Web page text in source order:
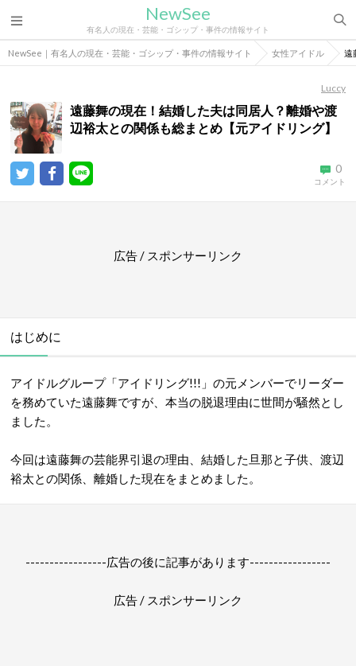
NewSee
有名人の現在・芸能・ゴシップ・事件の情報サイト
NewSee｜有名人の現在・芸能・ゴシップ・事件の情報サイト 女性アイドル 遠
Luccy
遠藤舞の現在！結婚した夫は同居人？離婚や渡
辺裕太との関係も総まとめ【元アイドリング】
0
コメント
広告 / スポンサーリンク
はじめに
アイドルグループ「アイドリング!!!」の元メンバーでリーダー
を務めていた遠藤舞ですが、本当の脱退理由に世間が騒然とし
ました。
今回は遠藤舞の芸能界引退の理由、結婚した旦那と子供、渡辺
裕太との関係、離婚した現在をまとめました。
-----------------広告の後に記事があります-----------------
広告 / スポンサーリンク